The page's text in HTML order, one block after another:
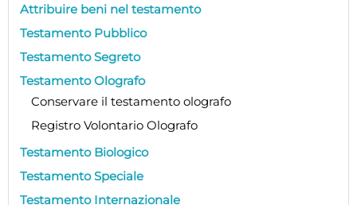
Attribuire beni nel testamento
Testamento Pubblico
Testamento Segreto
Testamento Olografo
Conservare il testamento olografo
Registro Volontario Olografo
Testamento Biologico
Testamento Speciale
Testamento Internazionale